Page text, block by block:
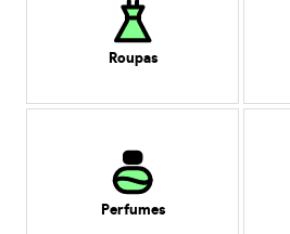
Roupas
Perfumes